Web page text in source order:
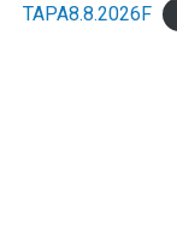
TAPA8.8.2026F